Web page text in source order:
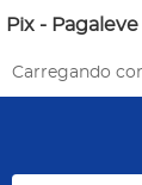
Pix - Pagaleve
Carregando